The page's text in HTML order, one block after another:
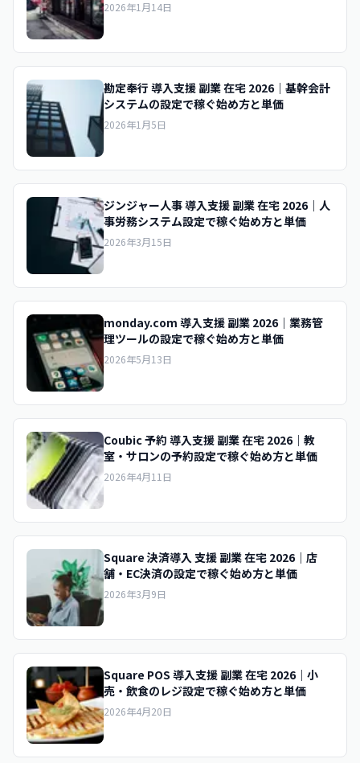
2026年1月14日
勘定奉行 導入支援 副業 在宅 2026｜基幹会計
システムの設定で稼ぐ始め方と単価
2026年1月5日
ジンジャー人事 導入支援 副業 在宅 2026｜人
事労務システム設定で稼ぐ始め方と単価
2026年3月15日
monday.com 導入支援 副業 2026｜業務管
理ツールの設定で稼ぐ始め方と単価
2026年5月13日
Coubic 予約 導入支援 副業 在宅 2026｜教
室・サロンの予約設定で稼ぐ始め方と単価
2026年4月11日
Square 決済導入 支援 副業 在宅 2026｜店
舗・EC決済の設定で稼ぐ始め方と単価
2026年3月9日
Square POS 導入支援 副業 在宅 2026｜小
売・飲食のレジ設定で稼ぐ始め方と単価
2026年4月20日